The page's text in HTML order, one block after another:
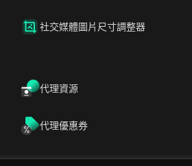
社交媒體圖片尺寸調整器
代理資源
代理優惠券